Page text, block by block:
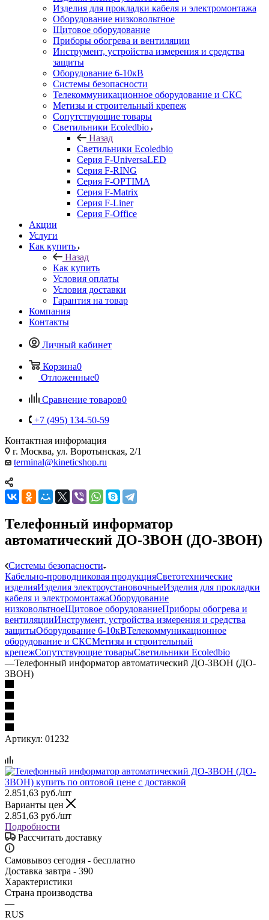
Изделия для прокладки кабеля и электромонтажа
Оборудование низковольтное
Щитовое оборудование
Приборы обогрева и вентиляции
Инструмент, устройства измерения и средства
защиты
Оборудование 6-10кВ
Системы безопасности
Телекоммуникационное оборудование и СКС
Метизы и строительный крепеж
Сопутствующие товары
Светильники Ecoledbio
Назад
Светильники Ecoledbio
Серия F-UniversaLED
Серия F-RING
Серия F-OPTIMA
Серия F-Matrix
Серия F-Liner
Серия F-Office
Акции
Услуги
Как купить
Назад
Как купить
Условия оплаты
Условия доставки
Гарантия на товар
Компания
Контакты
Личный кабинет
Корзина0
Отложенные0
Сравнение товаров0
+7 (495) 134-50-59
Контактная информация
г. Москва, ул. Воротынская, 2/1
terminal@kineticshop.ru
Телефонный информатор
автоматический ДО-ЗВОН (ДО-ЗВОН)
Системы безопасности
Кабельно-проводниковая продукцияСветотехнические
изделияИзделия электроустановочныеИзделия для прокладки
кабеля и электромонтажаОборудование
низковольтноеЩитовое оборудованиеПриборы обогрева и
вентиляцииИнструмент, устройства измерения и средства
защитыОборудование 6-10кВТелекоммуникационное
оборудование и СКСМетизы и строительный
крепежСопутствующие товарыСветильники Ecoledbio
—Телефонный информатор автоматический ДО-ЗВОН (ДО-
ЗВОН)
Артикул: 01232
2.851,63 руб./шт
Варианты цен
2.851,63 руб./шт
Подробности
Рассчитать доставку
Самовывоз сегодня - бесплатно
Доставка завтра - 390
Характеристики
Страна производства
—
RUS